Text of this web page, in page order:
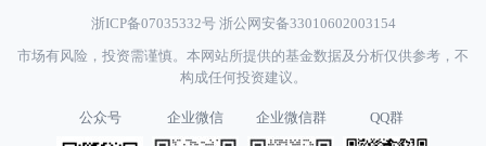
浙ICP备07035332号 浙公网安备33010602003154
市场有风险，投资需谨慎。本网站所提供的基金数据及分析仅供参考，不
构成任何投资建议。
公众号 企业微信 企业微信群 QQ群